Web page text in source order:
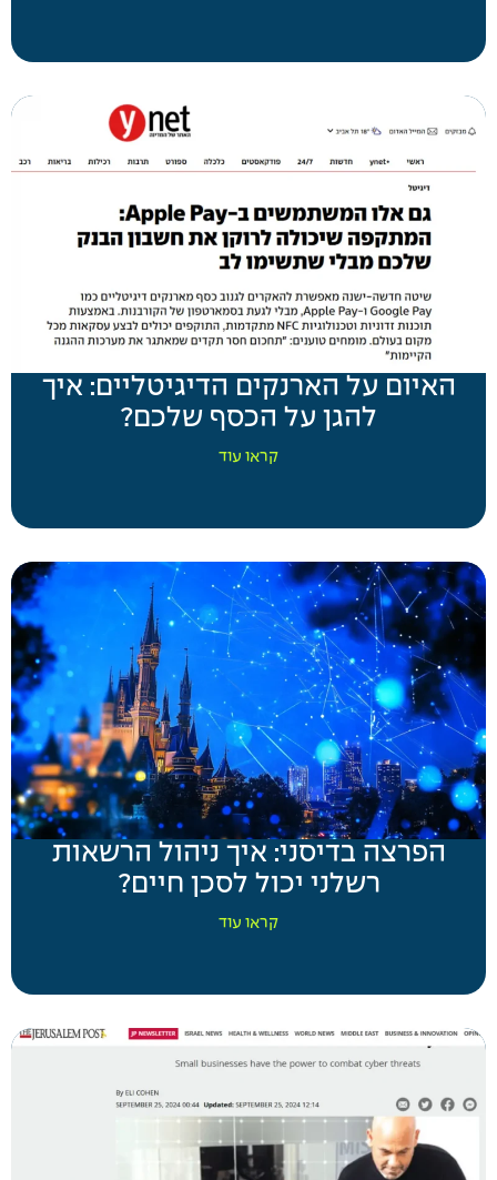
האיום על הארנקים הדיגיטליים: איך
להגן על הכסף שלכם?
קראו עוד
הפרצה בדיסני: איך ניהול הרשאות
רשלני יכול לסכן חיים?
קראו עוד